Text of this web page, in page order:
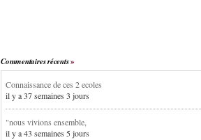
Commentaires récents
Connaissance de ces 2 ecoles
il y a 37 semaines 3 jours
"nous vivions ensemble,
il y a 43 semaines 5 jours